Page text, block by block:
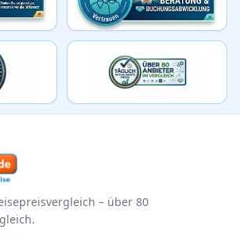
– über 80